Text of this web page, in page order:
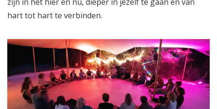
hart tot hart te verbinden.